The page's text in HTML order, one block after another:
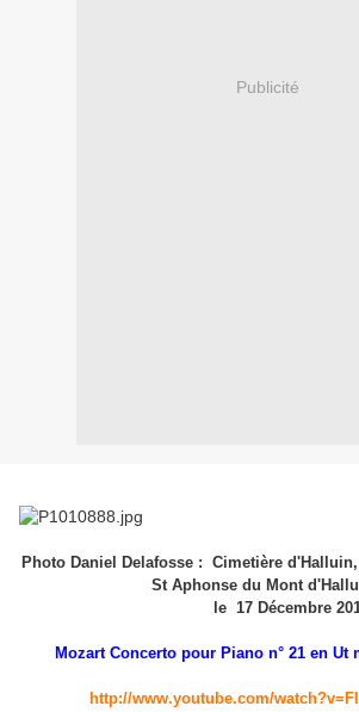
Publicité
Photo Daniel Delafosse : Cimetière
St Aphonse du Mont
le 17 Décembre
Mozart Concerto pour Piano n° 21 en Ut
http://www.youtube.com/